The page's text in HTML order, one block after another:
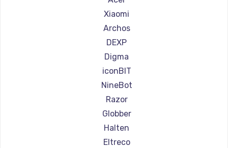
Ремонт самокатов Joyor
Ремонт самокатов Minimotors
Ремонт самокатов Bork
Ремонт самокатов Segway
Ремонт самокатов KIRIN
Xiaomi
Archos
DEXP
Digma
iconBIT
NineBot
Razor
Globber
Halten
Eltreco